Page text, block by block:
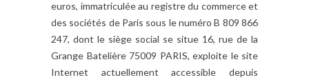
euros, immatriculée au registre du commerce et
des sociétés de Paris sous le numéro B 809 866
247, dont le siège social se situe 16, rue de la
Grange Batelière 75009 PARIS, exploite le site
Internet actuellement accessible depuis